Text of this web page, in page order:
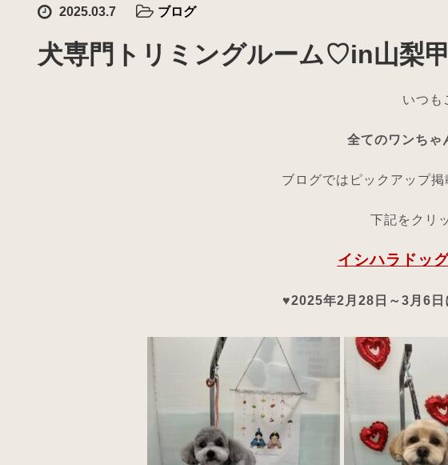
2025.03.7 ブログ
犬専門トリミングルーム♡in山梨
いつも
全てのワンちゃ
ブログではピックアップ
下記をクリ
イシハラドッ
♥2025年2月28日～3月6日